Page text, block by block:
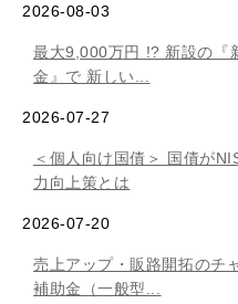
2026-08-03
最大9,000万円 !? 新設の『
金』で 新しい...
2026-07-27
＜個人向け国債＞ 国債が
力向上策とは
2026-07-20
売上アップ・販路開拓のチ
補助金（一般型...